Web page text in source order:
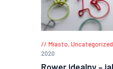
Miasto,Uncategorized
2020